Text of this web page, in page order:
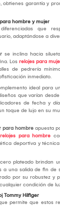
obtienes garantía y
hombre y mujer
que
adaptándose a
se inclina hacia
Los relojes para
de pedrería
inmediato.
ideal para
que varían
de fecha y
toque de lujo en su
para hombre apuesta
relojes para hombre
deportiva y
plateado brindan
a una salida de fin de
por su robustez y
condición de
Tommy Hilfiger
permite que estos